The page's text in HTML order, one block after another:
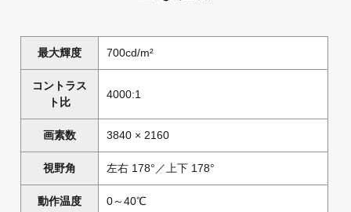
最大輝度 700cd/m²
コントラス
ト比
4000:1
画素数 3840 × 2160
視野角 左右 178°／上下 178°
動作温度 0～40℃